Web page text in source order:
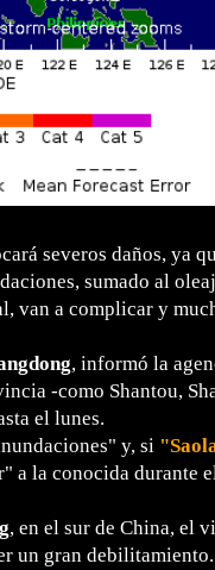
severos daños, ya
sumado al
van a complicar y
, informó la
-como Shantou,
el lunes.
y, si
a la conocida durante
, en el sur de China, el
un gran